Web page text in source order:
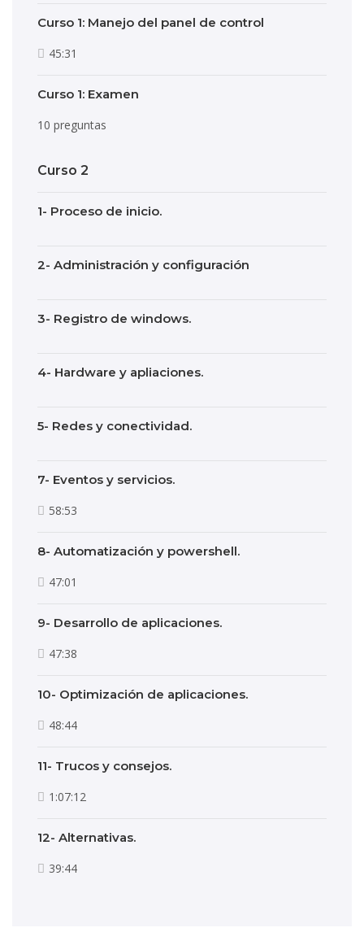
Curso 1: Manejo del panel de control
45:31
Curso 1: Examen
10 preguntas
Curso 2
1- Proceso de inicio.
2- Administración y configuración
3- Registro de windows.
4- Hardware y apliaciones.
5- Redes y conectividad.
7- Eventos y servicios.
58:53
8- Automatización y powershell.
47:01
9- Desarrollo de aplicaciones.
47:38
10- Optimización de aplicaciones.
48:44
11- Trucos y consejos.
1:07:12
12- Alternativas.
39:44